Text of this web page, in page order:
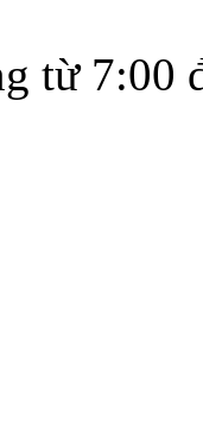
từ 7:00